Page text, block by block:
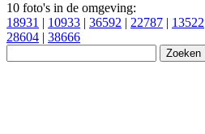
10 foto's in de omgeving:
18931 | 10933 | 36592 | 22787 | 13522
28604 | 38666